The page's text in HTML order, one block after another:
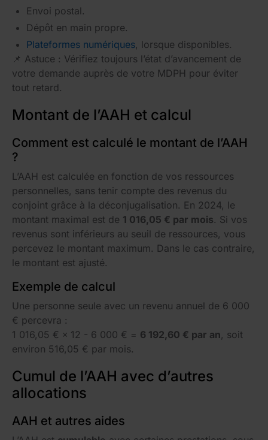
Envoi postal.
Dépôt en main propre.
Plateformes numériques, lorsque disponibles.
📌 Astuce : Vérifiez toujours l’état d’avancement de
votre demande auprès de votre MDPH pour éviter
tout retard.
Montant de l’AAH et calcul
Comment est calculé le montant de l’AAH
?
L’AAH est calculée en fonction de vos ressources
personnelles, sans tenir compte des revenus du
conjoint grâce à la déconjugalisation. En 2024, le
montant maximal est de 1 016,05 € par mois. Si vos
revenus sont inférieurs au seuil de ressources, vous
percevez le montant maximum. Dans le cas contraire,
le montant est ajusté.
Exemple de calcul
Une personne seule avec un revenu annuel de 6 000
€ percevra :
1 016,05 € × 12 - 6 000 € = 6 192,60 € par an, soit
environ 516,05 € par mois.
Cumul de l’AAH avec d’autres
allocations
AAH et autres aides